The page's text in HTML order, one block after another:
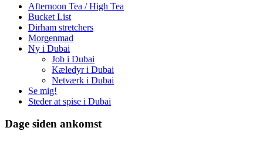
Afternoon Tea / High Tea
Bucket List
Dirham stretchers
Morgenmad
Ny i Dubai
Job i Dubai
Kæledyr i Dubai
Netværk i Dubai
Se mig!
Steder at spise i Dubai
Dage siden ankomst